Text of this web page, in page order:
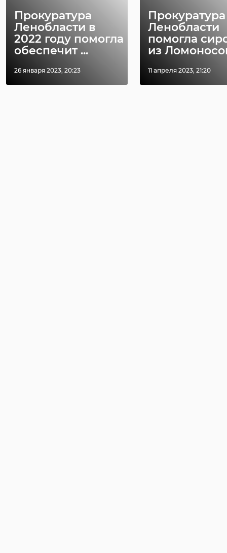
Прокуратура
Ленобласти в
2022 году помогла
обеспечит ...
26 января 2023, 20:23
Прокуратура
Ленобласти
помогла
из
11 апреля 2023, 21:20
"Никто не з ...
27 апреля 2024, 15:12
"Никто не
27 апреля 2024, 17:46